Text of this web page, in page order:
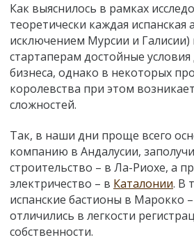
Как выяснилось в рамках
теоретически каждая испанская
исключением Мурсии и Галисии)
стартаперам достойные
бизнеса, однако в некоторых
королевства при этом
сложностей.
Так, в наши дни проще всего
компанию в Андалусии,
строительство – в Ла-Риохе, а
электричество – в Каталонии. В
испанские бастионы в Марокко
отличились в легкости
собственности.